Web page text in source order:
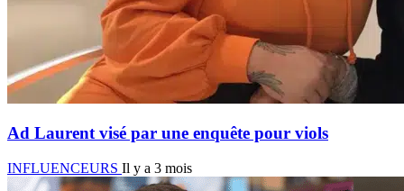
Ad Laurent visé par une enquête pour viols
INFLUENCEURS Il y a 3 mois